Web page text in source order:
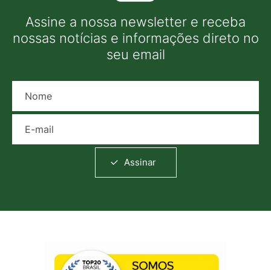
Assine a nossa newsletter e receba
nossas notícias e informações direto no
seu email
Assinar